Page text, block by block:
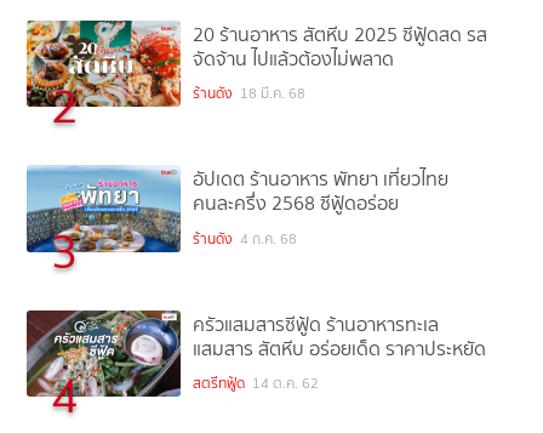
2
20 ร้านอาหาร สัตหีบ 2025 ซีฟู้ดสด รส
จัดจ้าน ไปแล้วต้องไม่พลาด
ร้านดัง 18 มี.ค. 68
3
อัปเดต ร้านอาหาร พัทยา เที่ยวไทย
คนละครึ่ง 2568 ซีฟู้ดอร่อย
ร้านดัง 4 ก.ค. 68
4
ครัวแสมสารซีฟู้ด ร้านอาหารทะเล
แสมสาร สัตหีบ อร่อยเด็ด ราคาประหยัด
สตรีทฟู้ด 14 ต.ค. 62